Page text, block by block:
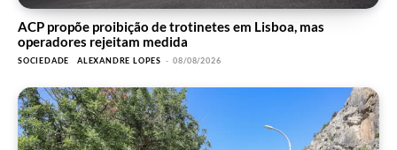
ACP propõe proibição de trotinetes em Lisboa, mas
operadores rejeitam medida
SOCIEDADE ALEXANDRE LOPES - 08/08/2026